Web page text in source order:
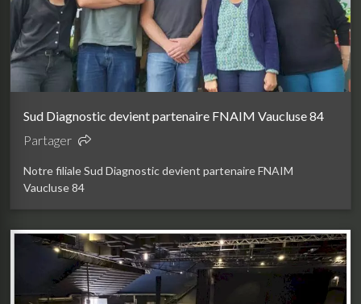
Sud Diagnostic devient partenaire FNAIM Vaucluse 84
Partager
Notre filiale Sud Diagnostic devient partenaire FNAIM
Vaucluse 84